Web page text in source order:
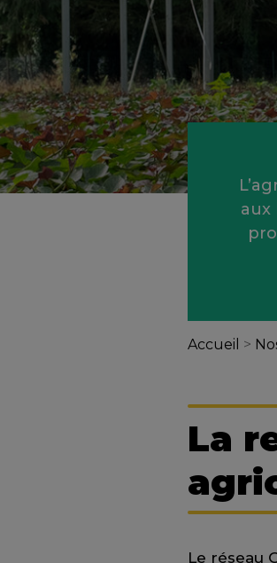
aux
Accueil >
La
Le réseau